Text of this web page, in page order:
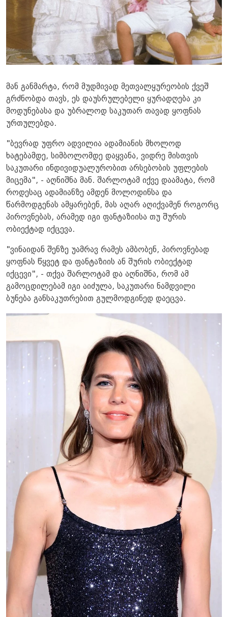
მან განმარტა, რომ მუდმივად მეთვალყურეობის ქვეშ
გრძნობდა თავს, ეს დაუსრულებელი ყურადღება კი
მოდუნებასა და უბრალოდ საკუთარ თავად ყოფნას
ურთულებდა.
"ბევრად უფრო ადვილია ადამიანის მხოლოდ
ხატებამდე, სიმბოლომდე დაყვანა, ვიდრე მისთვის
საკუთარი ინდივიდუალურობით არსებობის უფლების
მიცემა", - აღნიშნა მან. შარლოტამ იქვე დაამატა, რომ
როდესაც ადამიანზე ამდენ მოლოდინსა და
წარმოდგენას ამყარებენ, მას აღარ აღიქვამენ როგორც
პიროვნებას, არამედ იგი ფანტაზიისა თუ შურის
ობიექტად იქცევა.
"ვინაიდან შენზე უამრავ რამეს ამბობენ, პიროვნებად
ყოფნას წყვეტ და ფანტაზიის ან შურის ობიექტად
იქცევი", - თქვა შარლოტამ და აღნიშნა, რომ ამ
გამოცდილებამ იგი აიძულა, საკუთარი ნამდვილი
ბუნება განსაკუთრებით გულმოდგინედ დაეცვა.